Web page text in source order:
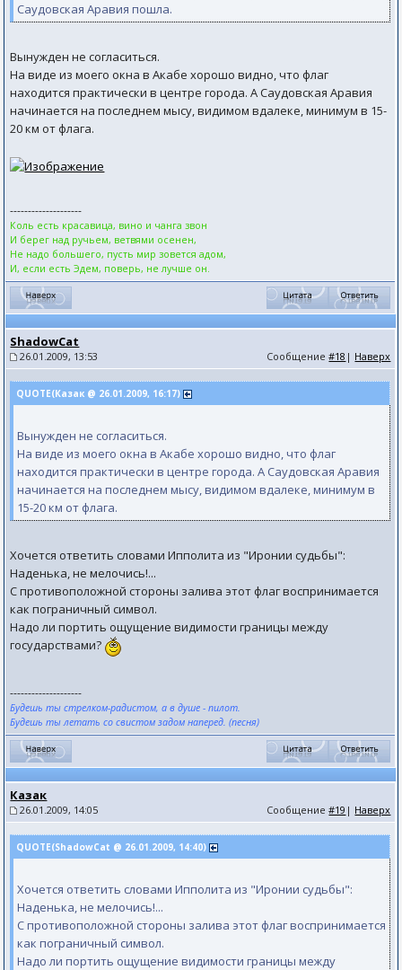
Саудовская Аравия пошла.
Вынужден не согласиться.
На виде из моего окна в Акабе хорошо видно, что флаг
находится практически в центре города. А Саудовская Аравия
начинается на последнем мысу, видимом вдалеке, минимум в 15-
20 км от флага.
--------------------
Коль есть красавица, вино и чанга звон
И берег над ручьем, ветвями осенен,
Не надо большего, пусть мир зовется адом,
И, если есть Эдем, поверь, не лучше он.
ShadowCat
26.01.2009, 13:53 Сообщение#18 | Наверх
QUOTE(Казак @ 26.01.2009, 16:17)
Вынужден не согласиться.
На виде из моего окна в Акабе хорошо видно, что флаг
находится практически в центре города. А Саудовская Аравия
начинается на последнем мысу, видимом вдалеке, минимум в
15-20 км от флага.
Хочется ответить словами Ипполита из "Иронии судьбы":
Наденька, не мелочись!...
С противоположной стороны залива этот флаг воспринимается
как пограничный символ.
Надо ли портить ощущение видимости границы между
государствами?
--------------------
Будешь ты стрелком-радистом, а в душе - пилот.
Будешь ты летать со свистом задом наперед. (песня)
Казак
26.01.2009, 14:05 Сообщение#19 | Наверх
QUOTE(ShadowCat @ 26.01.2009, 14:40)
Хочется ответить словами Ипполита из "Иронии судьбы":
Наденька, не мелочись!...
С противоположной стороны залива этот флаг воспринимается
как пограничный символ.
Надо ли портить ощущение видимости границы между